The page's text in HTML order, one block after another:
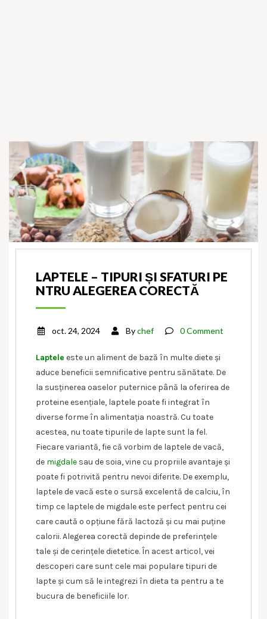
LAPTELE – TIPURI ȘI SFATURI PE
NTRU ALEGEREA CORECTĂ
oct. 24, 2024 Bychef 0 Comment
Laptele este un aliment de bază în multe diete și
aduce beneficii semnificative pentru sănătate. De
la susținerea oaselor puternice până la oferirea de
proteine esențiale, laptele poate fi integrat în
diverse forme în alimentația noastră. Cu toate
acestea, nu toate tipurile de lapte sunt la fel.
Fiecare variantă, fie că vorbim de laptele de vacă,
de migdale sau de soia, vine cu propriile avantaje și
poate fi potrivită pentru nevoi diferite. De exemplu,
laptele de vacă este o sursă excelentă de calciu, în
timp ce laptele de migdale este perfect pentru cei
care caută o opțiune fără lactoză și cu mai puține
calorii. Alegerea corectă depinde de preferințele
tale și de cerințele dietetice. În acest articol, vei
descoperi care sunt cele mai populare tipuri de
lapte și cum să le integrezi în dieta ta pentru a te
bucura de beneficiile lor.